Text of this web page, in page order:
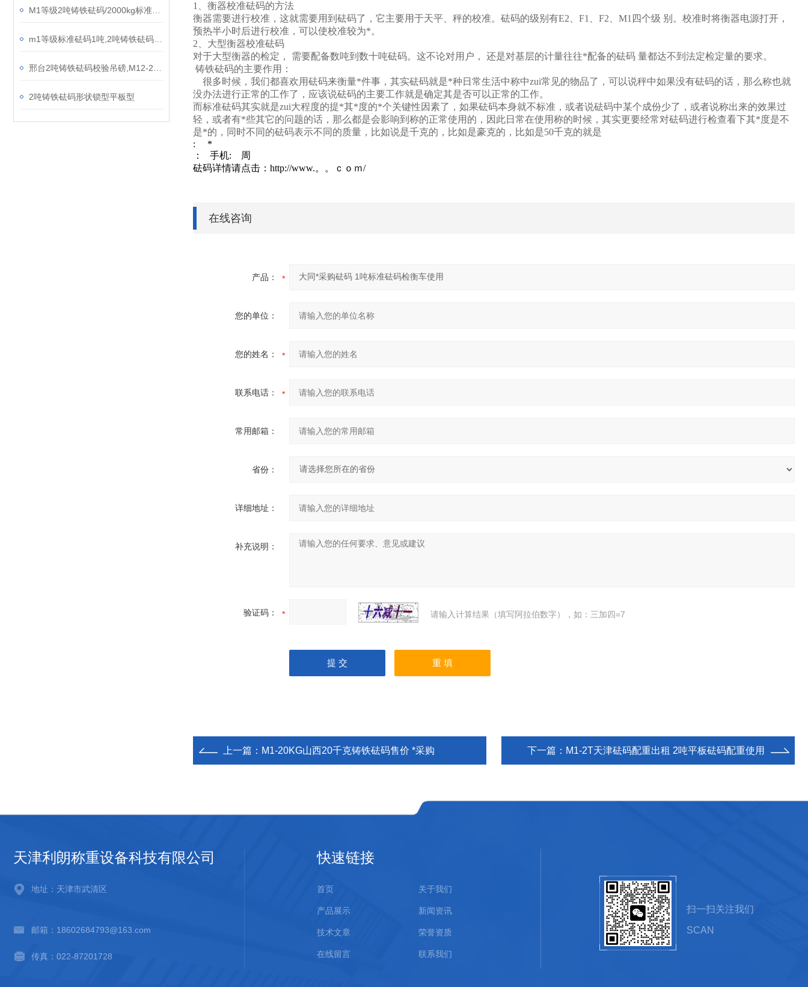
2吨铸铁砝码形状锁型平板型
1、衡器校准砝码的方法
衡器需要进行校准，这就需要用到砝码了，它主要用于天平、秤的校准。砝码的级别有E2、F1、F2、M1四个级 别。校准时将衡器电源打开，
预热半小时后进行校准，可以使校准较为*。
2、大型衡器校准砝码
对于大型衡器的检定， 需要配备数吨到数十吨砝码。这不论对用户， 还是对基层的计量往往*配备的砝码 量都达不到法定检定量的要求。
铸铁砝码的主要作用：
很多时候，我们都喜欢用砝码来衡量*件事，其实砝码就是*种日常生活中称中zui常见的物品了，可以说秤中如果没有砝码的话，那么称也就
没办法进行正常的工作了，应该说砝码的主要工作就是确定其是否可以正常的工作。
而标准砝码其实就是zui大程度的提*其*度的*个关键性因素了，如果砝码本身就不标准，或者说砝码中某个成份少了，或者说称出来的效果过
轻，或者有*些其它的问题的话，那么都是会影响到称的正常使用的，因此日常在使用称的时候，其实更要经常对砝码进行检查看下其*度是不
是*的，同时不同的砝码表示不同的质量，比如说是千克的，比如是豪克的，比如是50千克的就是
:
*
： 手机: 周
砝码详情请点击 ： http://www.。。ｃｏｍ/
在线咨询
产品：
您的单位：
您的姓名：
联系电话：
常用邮箱：
省份：
详细地址：
补充说明：
验证码： 请输入计算结果（填写阿拉伯数字），如：三加四=7
上一篇： M1-20KG山西20千克铸铁砝码售价 *采购 下一篇： M1-2T天津砝码配重出租 2吨平板砝码配重使用
天津利朗称重设备科技有限公司
地址：天津市武清区
邮箱：18602684793@163.com
传真：022-87201728
快速链接
首页 关于我们
产品展示 新闻资讯
技术文章 荣誉资质
在线留言 联系我们
扫一扫关注我们
SCAN